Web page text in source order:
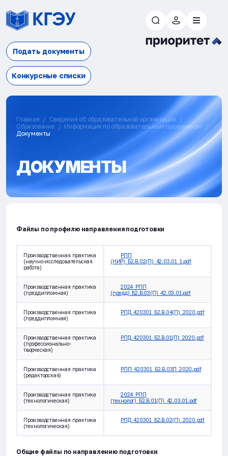
Подать документы
Конкурсные списки
Главная
Сведения об образовательной организации
Образование
Информация по образовательным программам
Документы
ДОКУМЕНТЫ
Файлы по профилю направления подготовки
Производственная практика
(научно-исследовательская
работа)
РПП
(НИР)_Б2.В.02(П)_42.03.01_1.pdf
Производственная практика
(преддипломная)
2024_РПП
(предд)_Б2.В.03(П)_42.03.01.pdf
Производственная практика
(преддипломная)
РПД_420301_Б2.В.04(П)_2020.pdf
Производственная практика
(профессионально-
творческая)
РПД_420301_Б2.В.01(П)_2020.pdf
Производственная практика
(редакторская)
РПП_420301_Б2.В.03П_2020.pdf
Производственная практика
(технологическая)
2024_РПП
(технолог)_Б2.В.01(П)_42.03.01.pdf
Производственная практика
(технологическая)
РПД_420301_Б2.В.02(П)_2020.pdf
Общие файлы по направлению подготовки